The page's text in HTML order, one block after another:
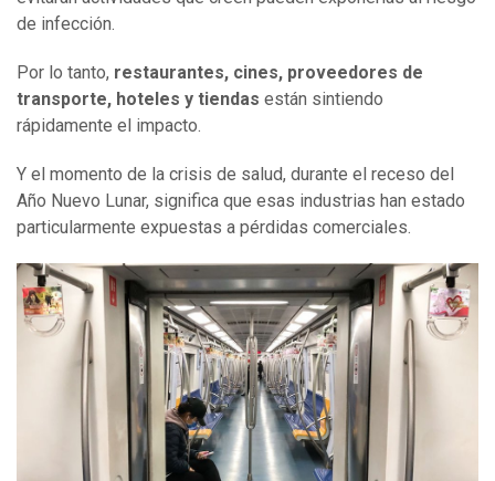
de infección.
Por lo tanto, restaurantes, cines, proveedores de
transporte, hoteles y tiendas están sintiendo
rápidamente el impacto.
Y el momento de la crisis de salud, durante el receso del
Año Nuevo Lunar, significa que esas industrias han estado
particularmente expuestas a pérdidas comerciales.